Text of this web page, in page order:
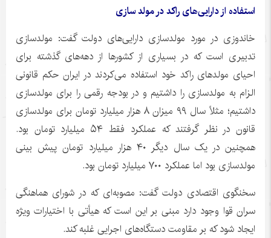
استفاده از دارایی‌های راکد در مولد سازی
خاندوزی در مورد مولدسازی دارایی‌های دولت گفت: مولدسازی
تدبیری است که در بسیاری از کشورها از دهه‌های گذشته برای
احیای مولدهای راکد خود استفاده می‌کردند در ایران حکم قانونی
الزام به مولدسازی را داشتیم و در بودجه رقمی را برای مولدسازی
داشتیم؛ مثلاً سال ۹۹ میزان ۸ هزار میلیارد تومان برای مولدسازی
قانون در نظر گرفتند که عملکرد فقط ۵۴ میلیارد تومان بود.
همچنین در یک سال دیگر ۴۰ هزار میلیارد تومان پیش بینی
مولدسازی بود اما عملکرد ۷۰۰ میلیارد تومان بود.
سخنگوی اقتصادی دولت گفت: مصوبه‌ای که در شورای هماهنگی
سران قوا وجود دارد مبنی بر این است که هیأتی با اختیارات ویژه
ایجاد شود که بر مقاومت دستگاه‌های اجرایی غلبه کند.